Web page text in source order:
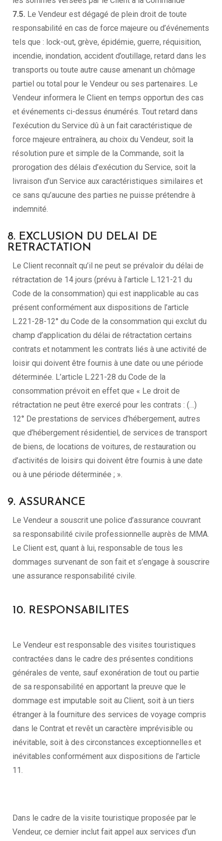
7.5. Le Vendeur est dégagé de plein droit de toute
responsabilité en cas de force majeure ou d’événements
tels que : lock-out, grève, épidémie, guerre, réquisition,
incendie, inondation, accident d’outillage, retard dans les
transports ou toute autre cause amenant un chômage
partiel ou total pour le Vendeur ou ses partenaires. Le
Vendeur informera le Client en temps opportun des cas
et événements ci-dessus énumérés. Tout retard dans
l’exécution du Service dû à un fait caractéristique de
force majeure entraînera, au choix du Vendeur, soit la
résolution pure et simple de la Commande, soit la
prorogation des délais d’exécution du Service, soit la
livraison d’un Service aux caractéristiques similaires et
ce sans qu’aucune des parties ne puisse prétendre à
indemnité.
8. EXCLUSION DU DELAI DE
RETRACTATION
Le Client reconnaît qu’il ne peut se prévaloir du délai de
rétractation de 14 jours (prévu à l’article L.121-21 du
Code de la consommation) qui est inapplicable au cas
présent conformément aux dispositions de l’article
L.221-28-12° du Code de la consommation qui exclut du
champ d’application du délai de rétractation certains
contrats et notamment les contrats liés à une activité de
loisir qui doivent être fournis à une date ou une période
déterminée. L’article L.221-28 du Code de la
consommation prévoit en effet que « Le droit de
rétractation ne peut être exercé pour les contrats : (…)
12° De prestations de services d’hébergement, autres
que d’hébergement résidentiel, de services de transport
de biens, de locations de voitures, de restauration ou
d’activités de loisirs qui doivent être fournis à une date
ou à une période déterminée ; ».
9. ASSURANCE
Le Vendeur a souscrit une police d’assurance couvrant
sa responsabilité civile professionnelle auprès de MMA.
Le Client est, quant à lui, responsable de tous les
dommages survenant de son fait et s’engage à souscrire
une assurance responsabilité civile.
10. RESPONSABILITES
Le Vendeur est responsable des visites touristiques
contractées dans le cadre des présentes conditions
générales de vente, sauf exonération de tout ou partie
de sa responsabilité en apportant la preuve que le
dommage est imputable soit au Client, soit à un tiers
étranger à la fourniture des services de voyage compris
dans le Contrat et revêt un caractère imprévisible ou
inévitable, soit à des circonstances exceptionnelles et
inévitables conformément aux dispositions de l’article
11.
Dans le cadre de la visite touristique proposée par le
Vendeur, ce dernier inclut fait appel aux services d’un